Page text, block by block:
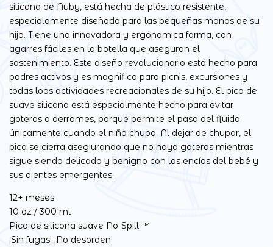
silicona de Nuby, está hecha de plástico resistente,
especialomente diseñado para las pequeñas manos de su
hijo. Tiene una innovadora y ergónomica forma, con
agarres fáciles en la botella que aseguran el
sostenimiento. Este diseño revolucionario está hecho para
padres activos y es magnifico para picnis, excursiones y
todas loas actividades recreacionales de su hijo. El pico de
suave silicona está especialmente hecho para evitar
goteras o derrames, porque permite el paso del fluido
únicamente cuando el niño chupa. Al dejar de chupar, el
pico se cierra asegiurando que no haya goteras mientras
sigue siendo delicado y benigno con las encías del bebé y
sus dientes emergentes.
12+ meses
10 oz / 300 ml
Pico de silicona suave No-Spill ™
¡Sin fugas! ¡No desorden!